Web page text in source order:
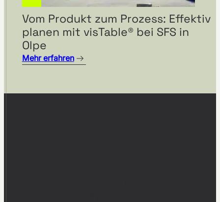
Vom Produkt zum Prozess: Effektiv
planen mit visTable® bei SFS in
Olpe
Mehr erfahren